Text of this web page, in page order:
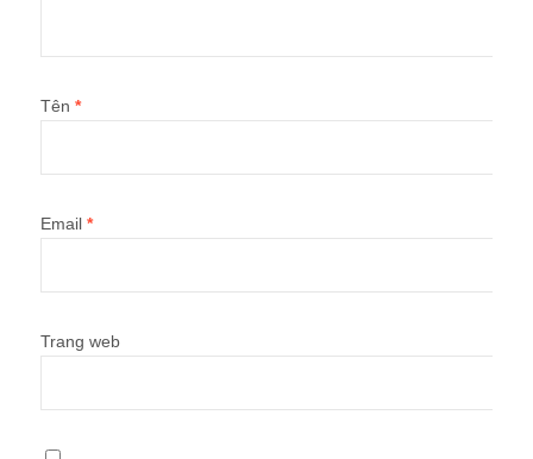
Tên *
Email *
Trang web